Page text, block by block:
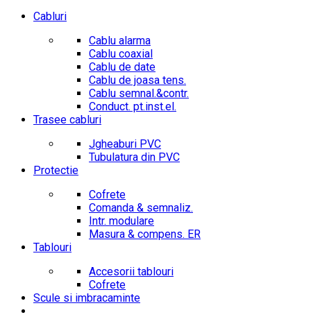
Cabluri
Cablu alarma
Cablu coaxial
Cablu de date
Cablu de joasa tens.
Cablu semnal.&contr.
Conduct. pt.inst.el.
Trasee cabluri
Jgheaburi PVC
Tubulatura din PVC
Protectie
Cofrete
Comanda & semnaliz.
Intr. modulare
Masura & compens. ER
Tablouri
Accesorii tablouri
Cofrete
Scule si imbracaminte